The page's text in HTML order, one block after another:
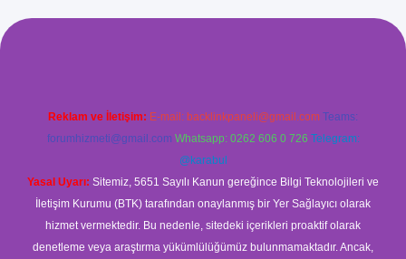
Reklam ve İletişim: E-mail: backlinkpaneli@gmail.com Teams:
forumhizmeti@gmail.com Whatsapp: 0262 606 0 726 Telegram:
@karabul
Yasal Uyarı: Sitemiz, 5651 Sayılı Kanun gereğince Bilgi Teknolojileri ve
İletişim Kurumu (BTK) tarafından onaylanmış bir Yer Sağlayıcı olarak
hizmet vermektedir. Bu nedenle, sitedeki içerikleri proaktif olarak
denetleme veya araştırma yükümlülüğümüz bulunmamaktadır. Ancak,